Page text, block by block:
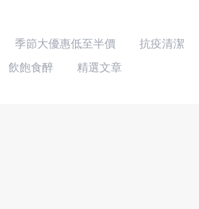
季節大優惠低至半價
抗疫清潔
飲飽食醉 精選文章